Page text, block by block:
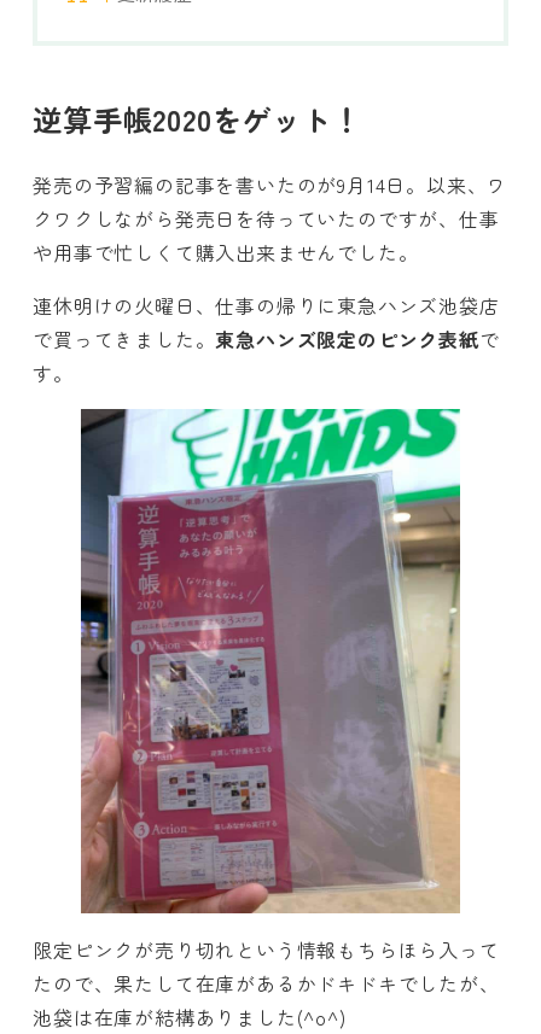
逆算手帳2020をゲット！
発売の予習編の記事を書いたのが9月14日。以来、ワ
クワクしながら発売日を待っていたのですが、仕事
や用事で忙しくて購入出来ませんでした。
連休明けの火曜日、仕事の帰りに東急ハンズ池袋店
で買ってきました。東急ハンズ限定のピンク表紙で
す。
限定ピンクが売り切れという情報もちらほら入って
たので、果たして在庫があるかドキドキでしたが、
池袋は在庫が結構ありました(^o^)